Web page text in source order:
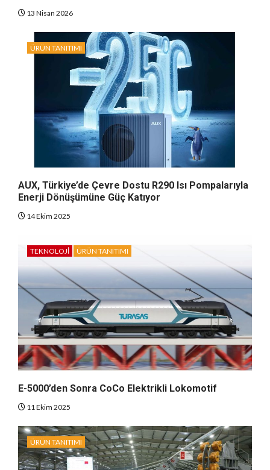
13 Nisan 2026
ÜRÜN TANITIMI
AUX, Türkiye’de Çevre Dostu R290 Isı Pompalarıyla
Enerji Dönüşümüne Güç Katıyor
14 Ekim 2025
TEKNOLOJI ÜRÜN TANITIMI
E-5000’den Sonra CoCo Elektrikli Lokomotif
11 Ekim 2025
ÜRÜN TANITIMI